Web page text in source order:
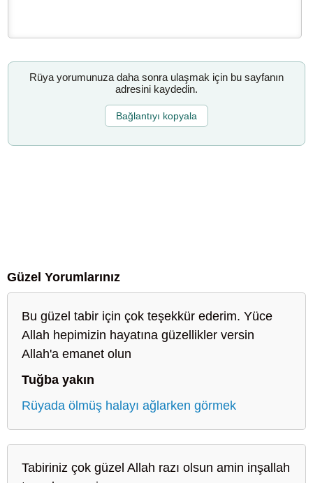
Rüya yorumunuza daha sonra ulaşmak için bu sayfanın
adresini kaydedin.
Bağlantıyı kopyala
Güzel Yorumlarınız
Bu güzel tabir için çok teşekkür ederim. Yüce
Allah hepimizin hayatına güzellikler versin
Allah'a emanet olun
Tuğba yakın
Rüyada ölmüş halayı ağlarken görmek
Tabiriniz çok güzel Allah razı olsun amin inşallah